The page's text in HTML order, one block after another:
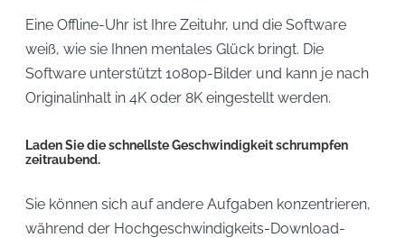
Eine Offline-Uhr ist Ihre Zeituhr, und die Software
weiß, wie sie Ihnen mentales Glück bringt. Die
Software unterstützt 1080p-Bilder und kann je nach
Originalinhalt in 4K oder 8K eingestellt werden.
Laden Sie die schnellste Geschwindigkeit schrumpfen
zeitraubend.
Sie können sich auf andere Aufgaben konzentrieren,
während der Hochgeschwindigkeits-Download-